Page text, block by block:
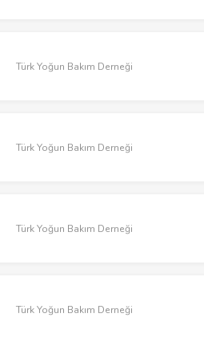
Türk Yoğun Bakım Derneği
Türk Yoğun Bakım Derneği
Türk Yoğun Bakım Derneği
Türk Yoğun Bakım Derneği